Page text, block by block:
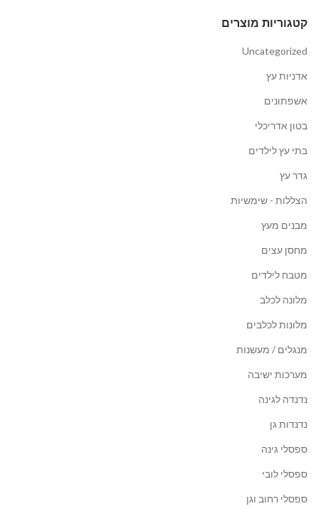
קטגוריות מוצרים
Uncategorized
אדניות עץ
אשפתונים
בטון אדריכלי
בתי עץ לילדים
גדר עץ
הצללות - שימשיות
מבנים מעץ
מחסן עצים
מטבח לילדים
מלונה לכלב
מלונות לכלבים
מנגלים / מעשנות
מערכות ישיבה
נדנדה לגינה
נדנדות גן
ספסלי גינה
ספסלי לובי
ספסלי רחוב וגן